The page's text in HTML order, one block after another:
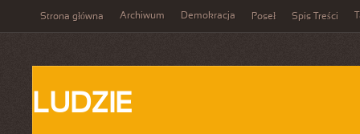
Strona główna Archiwum Demokracja Poseł Spis Treści
LUDZIE